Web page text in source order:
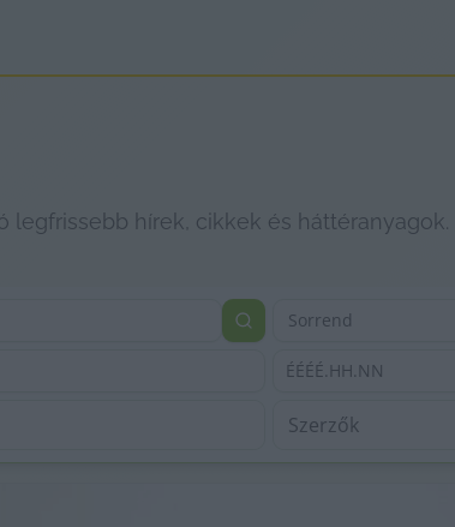
hírek, cikkek és háttéranyagok.
Sorrend
ÉÉÉÉ.HH.NN